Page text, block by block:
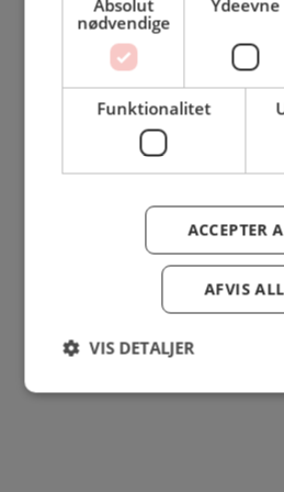
Se mere her om
Absolut
nødvendige
Ydeevne
Funktionalitet
ACCEPTER
AFVIS
VIS DETALJER